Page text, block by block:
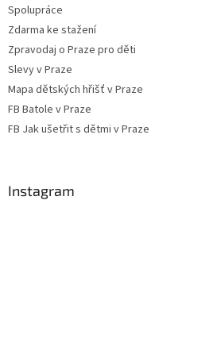
Spolupráce
Zdarma ke stažení
Zpravodaj o Praze pro děti
Slevy v Praze
Mapa dětských hřišť v Praze
FB Batole v Praze
FB Jak ušetřit s dětmi v Praze
Instagram